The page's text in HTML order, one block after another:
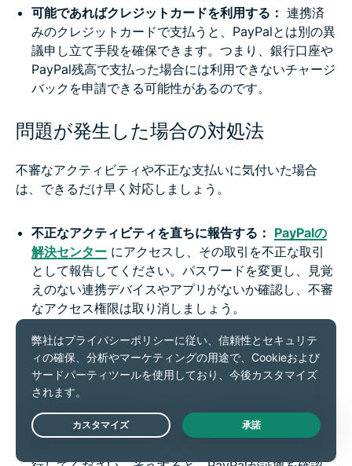
可能であればクレジットカードを利用する： 連携済
みのクレジットカードで支払うと、PayPalとは別の異
議申し立て手段を確保できます。つまり、銀行口座や
PayPal残高で支払った場合には利用できないチャージ
バックを申請できる可能性があるのです。
問題が発生した場合の対処法
不審なアクティビティや不正な支払いに気付いた場合
は、できるだけ早く対応しましょう。
不正なアクティビティを直ちに報告する： PayPalの
解決センター にアクセスし、その取引を不正な取引
として報告してください。パスワードを変更し、見覚
えのない連携デバイスやアプリがないか確認し、不審
なアクセス権限は取り消しましょう。
かなかった場合や、説明と異なる商品が届いた場合
は、解決センターから異議申し立てを行い、PayPalを
通じて販売者に連絡しましょう。PayPal外で解決しよ
未解決のケースはクレームへ移行する：販売者が問
Live Chat